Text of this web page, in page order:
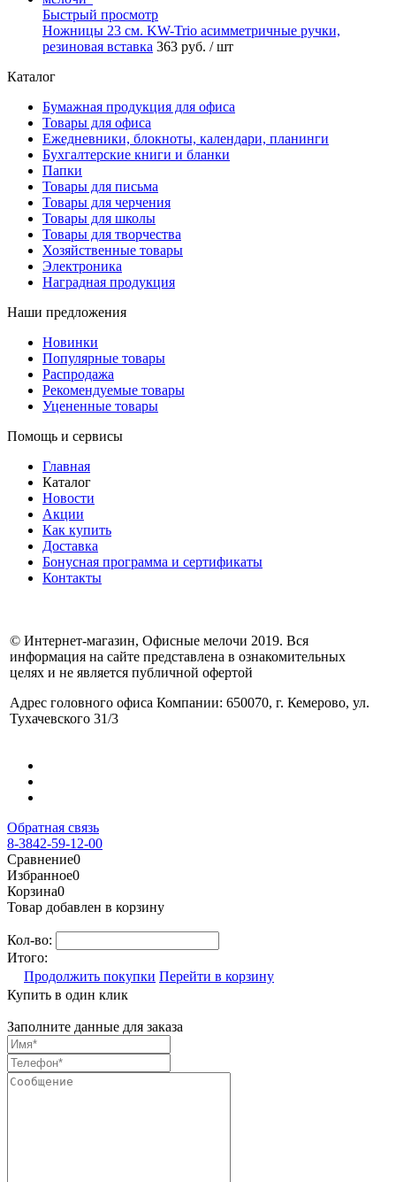
Быстрый просмотр
Ножницы 23 см. KW-Trio асимметричные ручки,
резиновая вставка 363 руб. / шт
Каталог
Бумажная продукция для офиса
Товары для офиса
Ежедневники, блокноты, календари, планинги
Бухгалтерские книги и бланки
Папки
Товары для письма
Товары для черчения
Товары для школы
Товары для творчества
Хозяйственные товары
Электроника
Наградная продукция
Наши предложения
Новинки
Популярные товары
Распродажа
Рекомендуемые товары
Уцененные товары
Помощь и сервисы
Главная
Каталог
Новости
Акции
Как купить
Доставка
Бонусная программа и сертификаты
Контакты
© Интернет-магазин, Офисные мелочи 2019. Вся
информация на сайте представлена в ознакомительных
целях и не является публичной офертой
Адрес головного офиса Компании: 650070, г. Кемерово, ул.
Тухачевского 31/3
Обратная связь
8-3842-59-12-00
Сравнение0
Избранное0
Корзина0
Товар добавлен в корзину
Кол-во:
Итого:
Продолжить покупки Перейти в корзину
Купить в один клик
Заполните данные для заказа